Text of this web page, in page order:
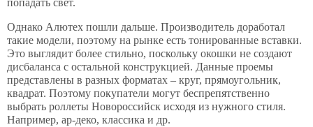
попадать свет.
Однако Алютех пошли дальше. Производитель доработал
такие модели, поэтому на рынке есть тонированные вставки.
Это выглядит более стильно, поскольку окошки не создают
дисбаланса с остальной конструкцией. Данные проемы
представлены в разных форматах – круг, прямоугольник,
квадрат. Поэтому покупатели могут беспрепятственно
выбрать роллеты Новороссийск исходя из нужного стиля.
Например, ар-деко, классика и др.